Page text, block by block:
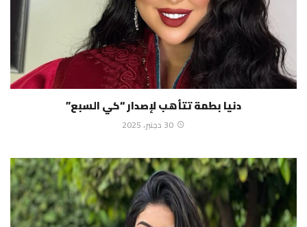
دنيا بطمة تتأهب لإصدار “كي السبع”
30 دجنبر، 2025